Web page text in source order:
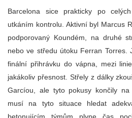
Barcelona sice prakticky po
utkáním kontrolu. Aktivní byl Marcus
podporovaný Koundém, na druhé
nebo ve středu útoku Ferran Torres.
finální přihrávku do vápna, mezi
jakákoliv přesnost. Střely z dálky
Garcíou, ale tyto pokusy končily
musí na tyto situace hledat